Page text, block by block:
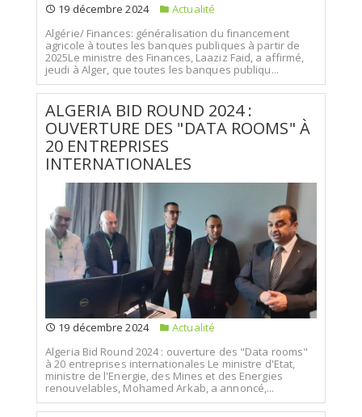
19 décembre 2024
Actualité
Algérie/ Finances: généralisation du financement
agricole à toutes les banques publiques à partir de
2025Le ministre des Finances, Laaziz Faid, a affirmé,
jeudi à Alger, que toutes les banques publiqu...
ALGERIA BID ROUND 2024 :
OUVERTURE DES "DATA ROOMS" À
20 ENTREPRISES
INTERNATIONALES
19 décembre 2024
Actualité
Algeria Bid Round 2024 : ouverture des "Data rooms"
à 20 entreprises internationales Le ministre d'Etat,
ministre de l'Energie, des Mines et des Energies
renouvelables, Mohamed Arkab, a annoncé,...